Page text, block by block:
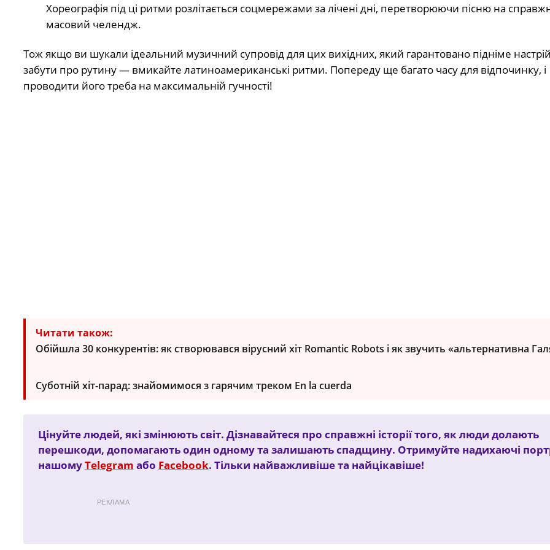
Хореографія під ці ритми розлітається соцмережами за лічені дні, перетворюючи пісню на
масовий челендж.
Тож якщо ви шукали ідеальний музичний супровід для цих вихідних, який гарантовано підніме
забути про рутину — вмикайте латиноамериканські ритми. Попереду ще багато часу для відпочинку, і
проводити його треба на максимальній гучності!
Читати також:
Обійшла 30 конкурентів: як створювався вірусний хіт Romantic Robots і як звучить «альтернативна
Суботній хіт-парад: знайомимося з гарячим треком En la cuerda
Цінуйте людей, які змінюють світ. Дізнавайтеся про справжні історії того, як люди долають
перешкоди, допомагають один одному та залишають спадщину. Отримуйте надихаючі
нашомуTelegram або Facebook. Тільки найважливіше та найцікавіше!
РЕКЛАМА